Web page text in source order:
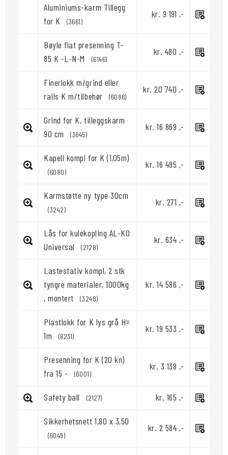
Aluminiums-karm Tillegg
for K
(3661)
kr. 9 191 ,-
Bøyle flat presenning T-
85 K -L-N-M
(6146)
kr. 480 ,-
Finerlokk m/grind eller
rails K m/tilbehør
(6096)
kr. 20 740 ,-
Grind for K, tilleggskarm
90 cm
(3645)
kr. 16 869 ,-
Kapell kompl for K (1,05m)
(6080)
kr. 16 495 ,-
Karmstøtte ny type 30cm
(3242)
kr. 271 ,-
Lås for kulekopling AL-KO
Universal
(2128)
kr. 634 ,-
Lastestativ kompl, 2 stk
tyngre materialer, 1000kg
, montert
(3248)
kr. 14 586 ,-
Plastlokk for K lys grå H=
1m
(6231)
kr. 19 533 ,-
Presenning for K (20 kn)
fra 15 -
(6001)
kr. 3 138 ,-
Safety ball (2127) kr. 165 ,-
Sikkerhetsnett 1,80 x 3,50
(6049)
kr. 2 584 ,-